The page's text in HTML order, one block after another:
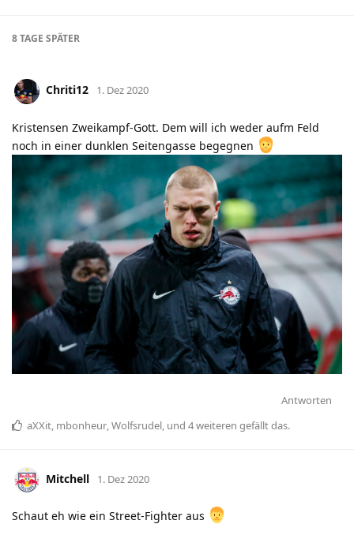
8 TAGE SPÄTER
Chriti12 1. Dez 2020
Kristensen Zweikampf-Gott. Dem will ich weder aufm Feld
noch in einer dunklen Seitengasse begegnen
Antworten
aXXit, mbonheur,Wolfsrudel, und 4weiteren gefällt das.
Mitchell 1. Dez 2020
Schaut eh wie ein Street-Fighter aus